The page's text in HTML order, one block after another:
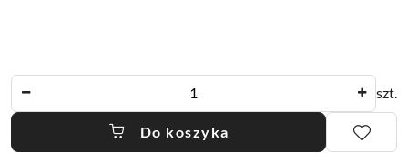
szt.
Do koszyka